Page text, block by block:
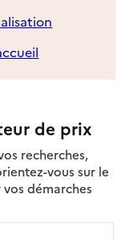
de prix
recherches,
vous sur le
démarches